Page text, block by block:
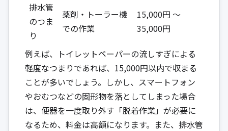
排水管
のつま
り
薬剤・トーラー機
での作業
15,000円 ～
35,000円
例えば、トイレットペーパーの流しすぎによる
軽度なつまりであれば、15,000円以内で収まる
ことが多いでしょう。しかし、スマートフォン
やおむつなどの固形物を落としてしまった場合
は、便器を一度取り外す「脱着作業」が必要に
なるため、料金は高額になります。また、排水管